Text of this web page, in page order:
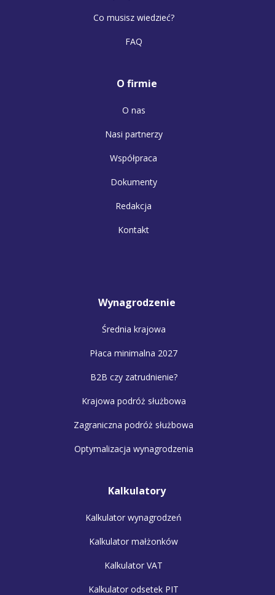
Co musisz wiedzieć?
FAQ
O firmie
O nas
Nasi partnerzy
Współpraca
Dokumenty
Redakcja
Kontakt
Wynagrodzenie
Średnia krajowa
Płaca minimalna 2027
B2B czy zatrudnienie?
Krajowa podróż służbowa
Zagraniczna podróż służbowa
Optymalizacja wynagrodzenia
Kalkulatory
Kalkulator wynagrodzeń
Kalkulator małżonków
Kalkulator VAT
Kalkulator odsetek PIT